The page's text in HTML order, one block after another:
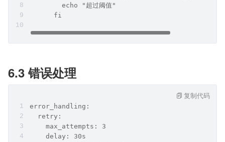
        echo "超过阈值"
      fi
6.3 错误处理
error_handling:
  retry:
    max_attempts: 3
    delay: 30s
复制代码